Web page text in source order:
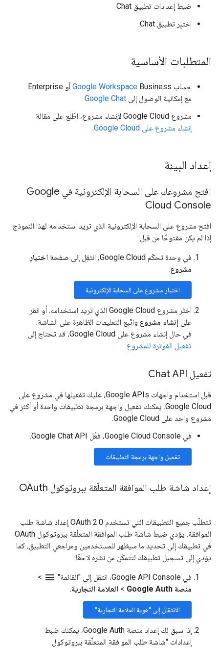
ضبط إعدادات تطبيق Chat
اختبِر تطبيق Chat.
المتطلبات الأساسية
حساب Google Workspace
Business أو Enterprise
مع إمكانية الوصول إلى Google Chat
مشروع Google Cloud لإنشاء مشروع، اطّلِع على مقالة
إنشاء مشروع على Google Cloud
.
إعداد البيئة
افتح مشروعك على السحابة الإلكترونية في Google
Cloud Console
افتح مشروع على السحابة الإلكترونية الذي تريد استخدامه لهذا النموذج
إذا لم يكن مفتوحًا من قبل:
في وحدة تحكّم Google Cloud، انتقِل إلى صفحة
اختيار
مشروع.
اختيار مشروع على السحابة الإلكترونية
اختَر مشروع Google Cloud الذي تريد استخدامه. أو انقر
على إنشاء مشروع واتّبِع التعليمات الظاهرة على الشاشة.
في حال إنشاء مشروع على Google Cloud، قد تحتاج إلى
تفعيل الفوترة للمشروع.
تفعيل Chat API
قبل استخدام واجهات Google APIs، عليك تفعيلها في مشروع على
Google Cloud. يمكنك تفعيل واجهة برمجة تطبيقات واحدة أو أكثر في
مشروع واحد على Google Cloud.
في Google Cloud Console، فعِّل Google Chat API.
تفعيل واجهة برمجة التطبيقات
إعداد شاشة طلب الموافقة المتعلّقة ببروتوكول OAuth
تتطلّب جميع التطبيقات التي تستخدم OAuth 2.0 إعداد شاشة طلب
الموافقة. يؤدي ضبط شاشة طلب الموافقة المتعلّقة ببروتوكول OAuth
في تطبيقك إلى تحديد ما سيظهر للمستخدمين ومراجعي التطبيق، كما
يؤدي إلى تسجيل تطبيقك لتتمكّن من نشره لاحقًا.
في Google API Console، انتقِل إلى "القائمة" menu
>
منصة Google Auth
> العلامة التجارية.
الانتقال إلى "هوية العلامة التجارية"
إذا سبق لك إعداد منصة Google Auth، يمكنك ضبط
إعدادات "شاشة طلب الموافقة المتعلّقة ببروتوكول